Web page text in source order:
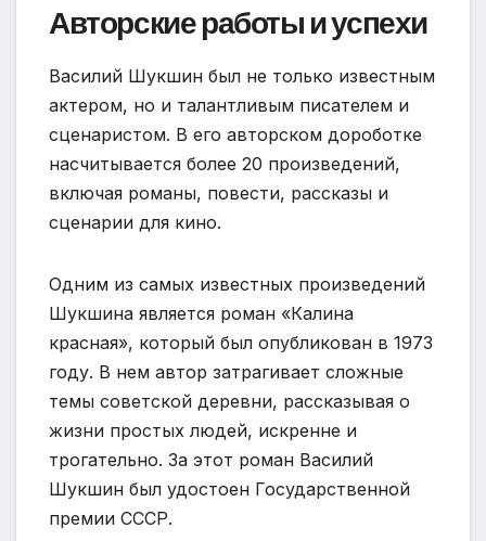
Авторские работы и успехи
Василий Шукшин был не только известным
актером, но и талантливым писателем и
сценаристом. В его авторском дороботке
насчитывается более 20 произведений,
включая романы, повести, рассказы и
сценарии для кино.
Одним из самых известных произведений
Шукшина является роман «Калина
красная», который был опубликован в 1973
году. В нем автор затрагивает сложные
темы советской деревни, рассказывая о
жизни простых людей, искренне и
трогательно. За этот роман Василий
Шукшин был удостоен Государственной
премии СССР.